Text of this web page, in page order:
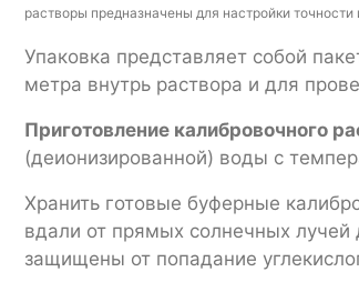
растворы предназначены для настройки
Упаковка представляет собой
метра внутрь раствора и для
Приготовление калибровочного
(деионизированной) воды с
Хранить готовые буферные
вдали от прямых солнечных
защищены от попадание